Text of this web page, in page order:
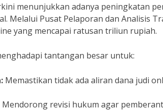
menunjukkan adanya peningkatan
Melalui Pusat Pelaporan dan Analisis
yang mencapai ratusan triliun rupiah.
tantangan besar untuk:
Memastikan tidak ada aliran dana judi
Mendorong revisi hukum agar